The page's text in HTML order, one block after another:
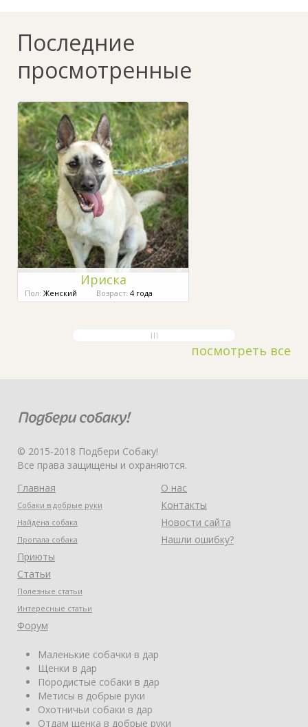
Последние
просмотренные
Ириска
Пол: Женский Возраст: 4 года
посмотреть все
© 2015-2018 Подбери Собаку!
Все права защищены и охраняются.
Главная
Собаки в добрые руки
Найдена собака
Пропала собака
Приюты
Статьи
Полезные статьи
Интересные статьи
Форум
О нас
Контакты
Новости сайта
Нашли ошибку?
Маленькие собачки в дар
Щенки в дар
Породистые собаки в дар
Метисы в добрые руки
Охотничьи собаки в дар
Отдам щенка в добрые руки